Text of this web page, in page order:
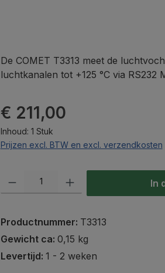
De COMET T3313 meet de
luchtkanalen tot +125 °C via RS232
Normale prijs:
€ 211,00
Inhoud: 1 Stuk
Prijzen excl. BTW en excl. verzendkosten
Producthoeveelheid: Voer de
In
Productnummer: T3313
Gewicht ca: 0,15 kg
Levertijd: 1 - 2 weken